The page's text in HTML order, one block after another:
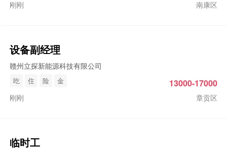
刚刚 南康区
设备副经理
赣州立探新能源科技有限公司
吃 住 险 金
刚刚 章贡区
13000-17000
临时工